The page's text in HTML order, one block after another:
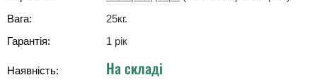
Вага:
25кг.
Гарантія:
1 рік
Наявність: На складі